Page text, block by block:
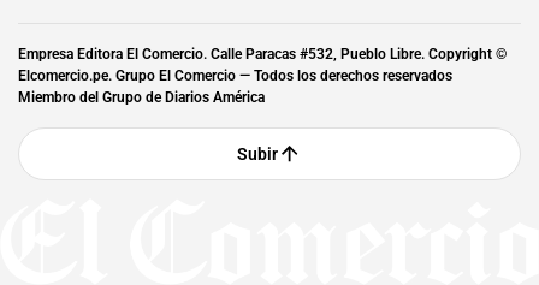
Empresa Editora El Comercio. Calle Paracas #532, Pueblo Libre. Copyright ©
Elcomercio.pe. Grupo El Comercio — Todos los derechos reservados
Miembro del Grupo de Diarios América
Subir